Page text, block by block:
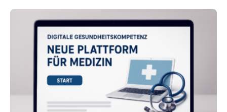
und Boris Burr von der Ruhr-Universität Bochum in
dafür eine technische Schnittstelle, über die
physiologische Daten in Echtzeit an das Sprachmodell
übermittelt werden können. Die Künstliche Intelligenz
kann dadurch auch die Sprache des Körpers
einbeziehen, auf die Menschen keinen bewussten
Einfluss nehmen. Das eröffnet…